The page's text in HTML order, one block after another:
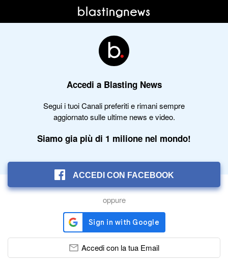
Accedi a Blasting News
Segui i tuoi Canali preferiti e rimani sempre
aggiornato sulle ultime news e video.
Siamo gia più di 1 milione nel mondo!
ACCEDI CON FACEBOOK
oppure
Accedi con la tua Email